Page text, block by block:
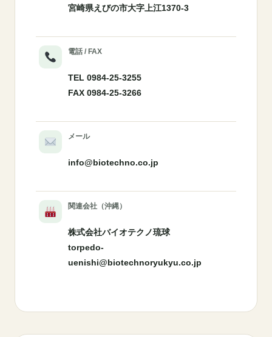
宮崎県えびの市大字上江1370-3
電話 / FAX
TEL 0984-25-3255
FAX 0984-25-3266
メール
info@biotechno.co.jp
関連会社（沖縄）
株式会社バイオテクノ琉球
torpedo-
uenishi@biotechnoryukyu.co.jp